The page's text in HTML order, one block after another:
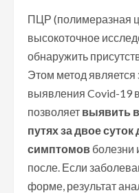
ПЦР (полимеразная
высокоточное
обнаружить
Этом метод
выявления Covid-19
позволяет выявить
путях за двое
симптомов болезни
после. Если
форме, результат